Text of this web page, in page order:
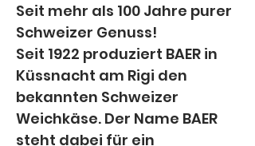
Seit mehr als 100 Jahre purer
Schweizer Genuss!
Seit 1922 produziert BAER in
Küssnacht am Rigi den
bekannten Schweizer
Weichkäse. Der Name BAER
steht dabei für ein